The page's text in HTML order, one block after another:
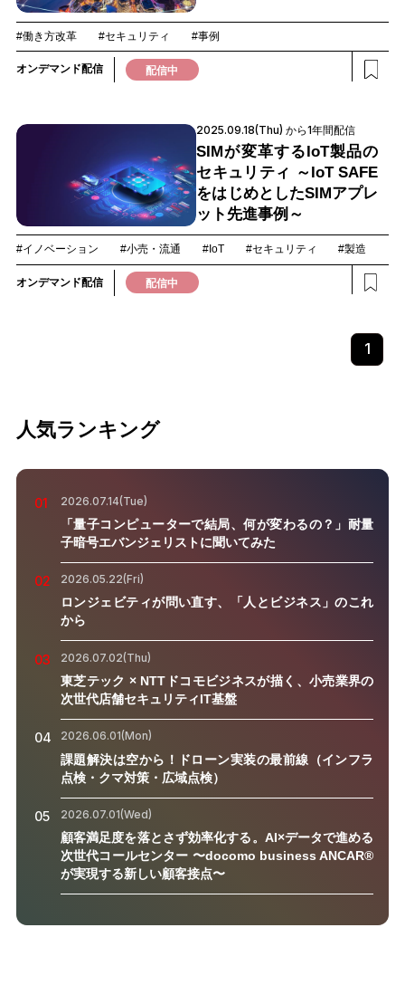
#働き方改革 #セキュリティ #事例
オンデマンド配信 配信中
2025.09.18(Thu) から1年間配信
SIMが変革するIoT製品の
セキュリティ ～IoT SAFE
をはじめとしたSIMアプレ
ット先進事例～
#イノベーション #小売・流通 #IoT #セキュリティ #製造
オンデマンド配信 配信中
1
人気ランキング
01 2026.07.14(Tue)
「量子コンピューターで結局、何が変わるの？」耐量
子暗号エバンジェリストに聞いてみた
02 2026.05.22(Fri)
ロンジェビティが問い直す、「人とビジネス」のこれ
から
03 2026.07.02(Thu)
東芝テック × NTTドコモビジネスが描く、小売業界の
次世代店舗セキュリティIT基盤
04 2026.06.01(Mon)
課題解決は空から！ドローン実装の最前線（インフラ
点検・クマ対策・広域点検）
05 2026.07.01(Wed)
顧客満足度を落とさず効率化する。AI×データで進める
次世代コールセンター 〜docomo business ANCAR®
が実現する新しい顧客接点〜